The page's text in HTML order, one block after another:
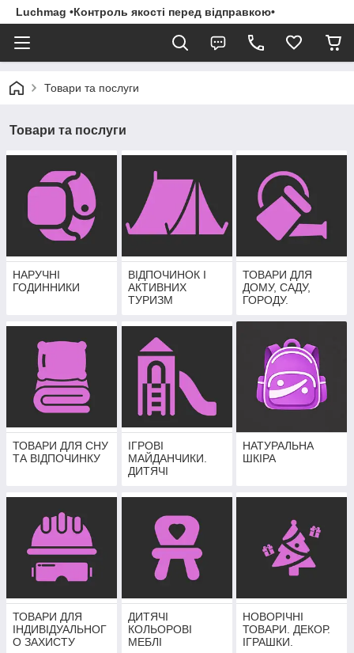
Luchmag •Контроль якості перед відправкою•
Товари та послуги
Товари та послуги
НАРУЧНІ
ГОДИННИКИ
ВІДПОЧИНОК І
АКТИВНИХ
ТУРИЗМ
ТОВАРИ ДЛЯ
ДОМУ, САДУ,
ГОРОДУ.
ТОВАРИ ДЛЯ СНУ
ТА ВІДПОЧИНКУ
ІГРОВІ
МАЙДАНЧИКИ.
ДИТЯЧІ
КУТОЧКИ.
КУТОЧКИ.
НАТУРАЛЬНА
ШКІРА
ТОВАРИ ДЛЯ
ІНДИВІДУАЛЬНОГ
О ЗАХИСТУ
ДИТЯЧІ
КОЛЬОРОВІ
МЕБЛІ
НОВОРІЧНІ
ТОВАРИ. ДЕКОР.
ІГРАШКИ.